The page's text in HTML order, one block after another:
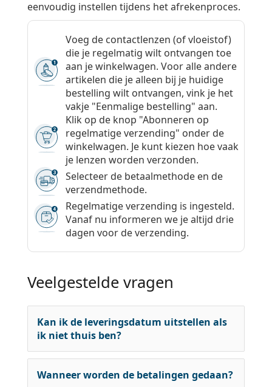
eenvoudig instellen tijdens het afrekenproces.
Voeg de contactlenzen (of vloeistof)
die je regelmatig wilt ontvangen toe
aan je winkelwagen. Voor alle andere
artikelen die je alleen bij je huidige
bestelling wilt ontvangen, vink je het
vakje "Eenmalige bestelling" aan.
Klik op de knop "Abonneren op
regelmatige verzending" onder de
winkelwagen. Je kunt kiezen hoe vaak
je lenzen worden verzonden.
Selecteer de betaalmethode en de
verzendmethode.
Regelmatige verzending is ingesteld.
Vanaf nu informeren we je altijd drie
dagen voor de verzending.
Veelgestelde vragen
Kan ik de leveringsdatum uitstellen als
ik niet thuis ben?
Wanneer worden de betalingen gedaan?